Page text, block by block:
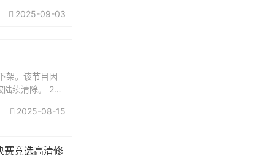
束，时长1小时
2025-09-03
架。该节目因
续清除。 ‌202
2025-08-15
竞选高清修